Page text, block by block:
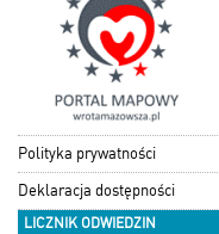
Polityka prywatności
Deklaracja dostępności
LICZNIK ODWIEDZIN